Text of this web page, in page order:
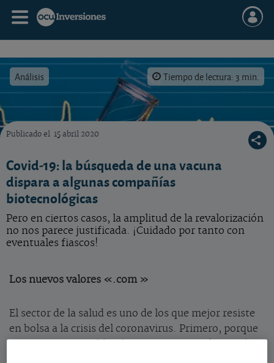
Análisis Tiempo de lectura: 3 min.
La carrera por la vacuna contra el coronavirus dispara el sector biotecnológico.
Publicado el 15 abril 2020
Covid-19: la búsqueda de una vacuna
dispara a algunas compañías
biotecnológicas
Pero en ciertos casos, la amplitud de la revalorización
no nos parece justificada. ¡Cuidado por tanto con
eventuales fiascos!
Los nuevos valores «.com »
El sector de la salud es uno de los que mejor resiste
en bolsa a la crisis del coronavirus. Primero, porque